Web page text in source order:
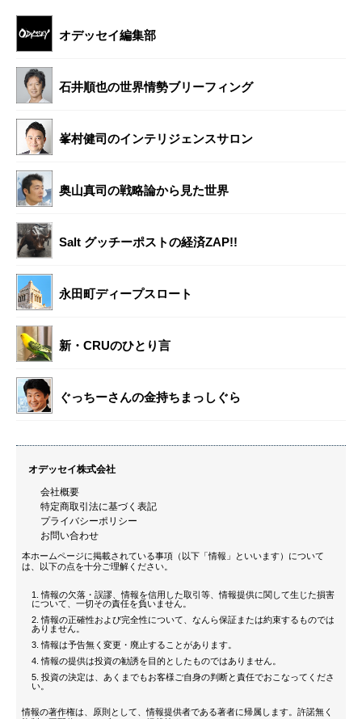
オデッセイ編集部
石井順也の世界情勢ブリーフィング
峯村健司のインテリジェンスサロン
奥山真司の戦略論から見た世界
Salt グッチーポストの経済ZAP!!
永田町ディープスロート
新・CRUのひとり言
ぐっちーさんの金持ちまっしぐら
オデッセイ株式会社
会社概要
特定商取引法に基づく表記
プライバシーポリシー
お問い合わせ
本ホームページに掲載されている事項（以下「情報」といいます）について
は、以下の点を十分ご理解ください。
情報の欠落・誤謬、情報を信用した取引等、情報提供に関して生じた損害
について、一切その責任を負いません。
情報の正確性および完全性について、なんら保証または約束するものでは
ありません。
情報は予告無く変更・廃止することがあります。
情報の提供は投資の勧誘を目的としたものではありません。
投資の決定は、あくまでもお客様ご自身の判断と責任でおこなってくださ
い。
情報の著作権は、原則として、情報提供者である著者に帰属します。許諾無く